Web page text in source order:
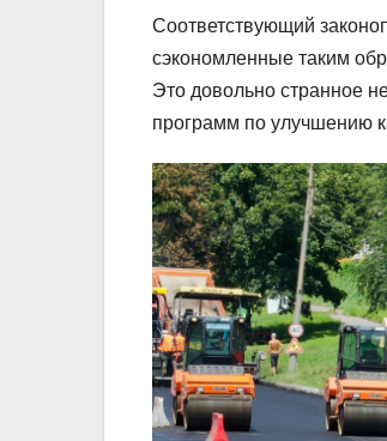
Соответствующий
сэкономленные таким
Это довольно странное
программ по улучшению